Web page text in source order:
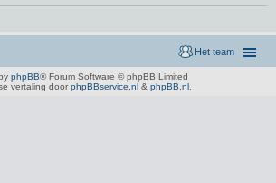
Het team
phpBB® Forum Software © phpBB Limited
vertaling door phpBBservice.nl & phpBB.nl